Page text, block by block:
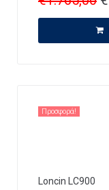
Προσφορά!
Loncin LC900